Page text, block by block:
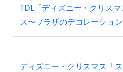
TDL「ディズニー・クリス
ス〜プラザのデコレーション
ディズニー・クリスマス「